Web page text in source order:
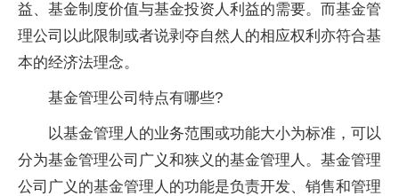
益、基金制度价值与基金投资人利益的需要。而基金管
理公司以此限制或者说剥夺自然人的相应权利亦符合基
本的经济法理念。
基金管理公司特点有哪些?
以基金管理人的业务范围或功能大小为标准，可以
分为基金管理公司广义和狭义的基金管理人。基金管理
公司广义的基金管理人的功能是负责开发、销售和管理